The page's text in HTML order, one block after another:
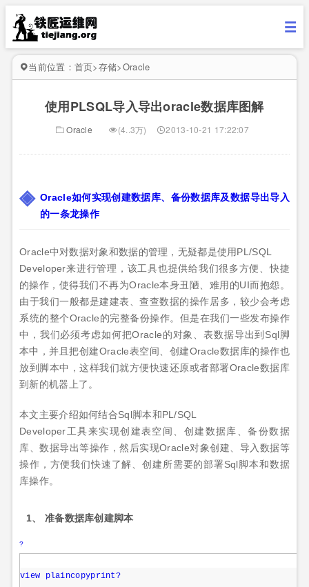
当前位置： 首页>存储>Oracle
使用PLSQL导入导出oracle数据库图解
Oracle (4..3万) 2013-10-21 17:22:07
Oracle如何实现创建数据库、备份数据库及数据导出导入
的一条龙操作
Oracle中对数据对象和数据的管理，无疑都是使用PL/SQL
Developer来进行管理，该工具也提供给我们很多方便、快捷
的操作，使得我们不再为Oracle本身丑陋、难用的UI而抱怨。
由于我们一般都是建建表、查查数据的操作居多，较少会考虑
系统的整个Oracle的完整备份操作。但是在我们一些发布操作
中，我们必须考虑如何把Oracle的对象、表数据导出到Sql脚
本中，并且把创建Oracle表空间、创建Oracle数据库的操作也
放到脚本中，这样我们就方便快速还原或者部署Oracle数据库
到新的机器上了。
本文主要介绍如何结合Sql脚本和PL/SQL
Developer工具来实现创建表空间、创建数据库、备份数据
库、数据导出等操作，然后实现Oracle对象创建、导入数据等
操作，方便我们快速了解、创建所需要的部署Sql脚本和数据
库操作。
1、 准备数据库创建脚本
?
view plaincopyprint?